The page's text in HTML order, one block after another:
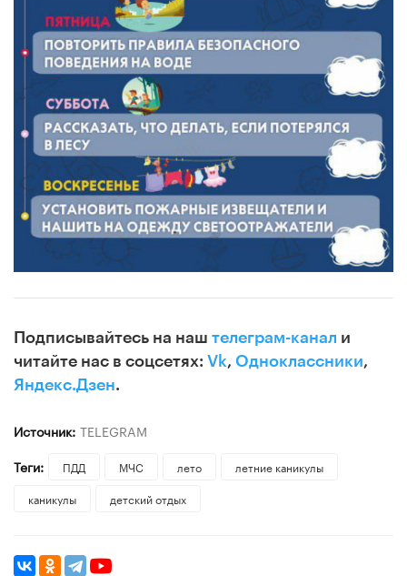
Подписывайтесь на наш телеграм-канал и
читайте нас в соцсетях: Vk, Одноклассники,
Яндекс.Дзен.
Источник: TELEGRAM
Теги:
ПДД МЧС лето
летние каникулы
каникулы
детский отдых